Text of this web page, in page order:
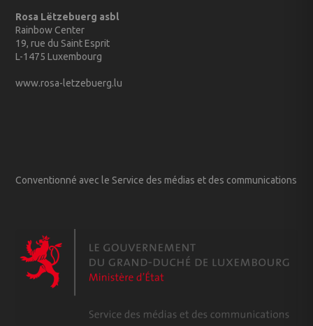
Rosa Lëtzebuerg asbl
Rainbow Center
19, rue du Saint Esprit
L-1475 Luxembourg
www.rosa-letzebuerg.lu
Conventionné avec le Service des médias et des communications